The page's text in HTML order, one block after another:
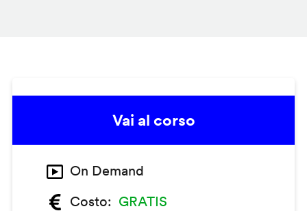
Vai al corso
On Demand
Costo
GRATIS